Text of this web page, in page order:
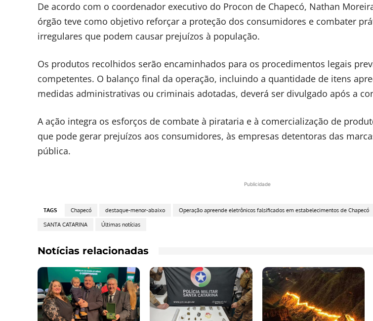
De acordo com o coordenador executivo do Procon de Chapecó, Nathan
órgão teve como objetivo reforçar a proteção dos consumidores e combater
irregulares que podem causar prejuízos à população.
Os produtos recolhidos serão encaminhados para os procedimentos legais
competentes. O balanço final da operação, incluindo a quantidade de itens
medidas administrativas ou criminais adotadas, deverá ser divulgado após a
A ação integra os esforços de combate à pirataria e à comercialização de
que pode gerar prejuízos aos consumidores, às empresas detentoras das
pública.
Publicidade
TAGS Chapecó destaque-menor-abaixo Operação apreende eletrônicos falsificados em estabelecimentos de Chapecó
SANTA CATARINA Últimas notícias
Notícias relacionadas